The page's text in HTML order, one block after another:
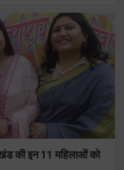
की इन 11 महिलाओं को